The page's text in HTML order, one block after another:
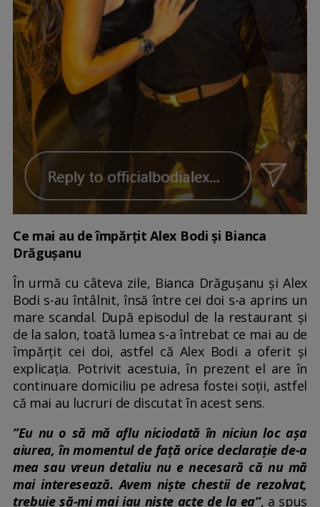
Ce mai au de împărțit Alex Bodi și Bianca
Drăgușanu
În urmă cu câteva zile, Bianca Drăgușanu și Alex
Bodi s-au întâlnit, însă între cei doi s-a aprins un
mare scandal. După episodul de la restaurant și
de la salon, toată lumea s-a întrebat ce mai au de
împărțit cei doi, astfel că Alex Bodi a oferit și
explicația. Potrivit acestuia, în prezent el are în
continuare domiciliu pe adresa fostei soții, astfel
că mai au lucruri de discutat în acest sens.
”Eu nu o să mă aflu niciodată în niciun loc așa
aiurea, în momentul de față orice declarație de-a
mea sau vreun detaliu nu e necesară că nu mă
mai interesează. Avem niște chestii de rezolvat,
trebuie să-mi mai iau niște acte de la ea”, a spus